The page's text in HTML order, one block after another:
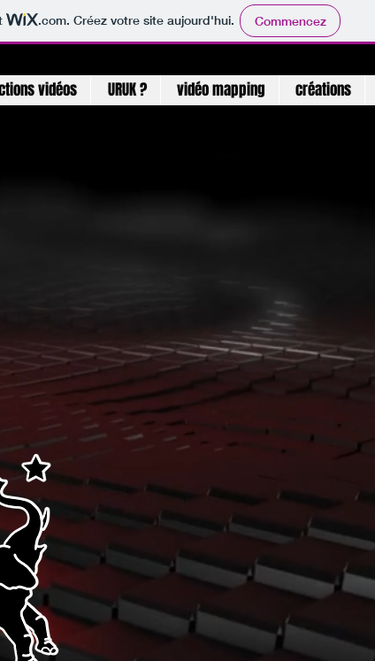
.com. Créez votre site aujourd'hui. Commencez
vidéos URUK ? vidéo mapping créations